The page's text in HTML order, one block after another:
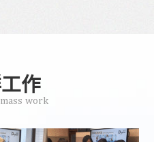
作
work